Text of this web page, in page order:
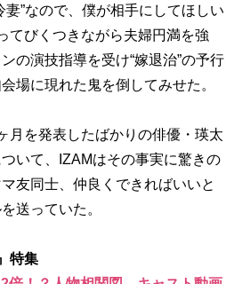
”なので、僕が相手にしてほしい
てびくつきながら夫婦円満を強
の演技指導を受け“嫁退治”の予行
場に現れた鬼を倒してみせた。
を発表したばかりの俳優・瑛太
いて、IZAMはその事実に驚きの
友同士、仲良くできればいいと
送っていた。
特集